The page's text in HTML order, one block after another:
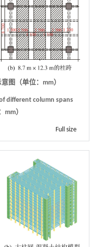
图（单位：mm）
different column spans
mm）
Full size